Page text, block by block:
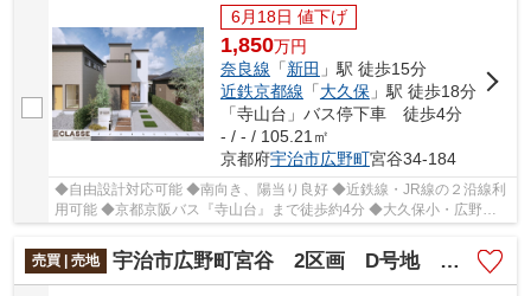
6月18日 値下げ
1,850万円
奈良線 「新田 」駅 徒歩15分
近鉄京都線 「大久保」駅 徒歩18分
「寺山台」バス停下車 徒歩4分
- / - / 105.21㎡
京都府宇治市広野町宮谷34-184
◆自由設計対応可能 ◆南向き、陽当り良好 ◆近鉄線・JR線の２沿線利
用可能 ◆京都京阪バス『寺山台』まで徒歩約4分 ◆大久保小・広野中
売買 | 売地
宇治市広野町宮谷 2区画 D号地 売土地 建築条件付き